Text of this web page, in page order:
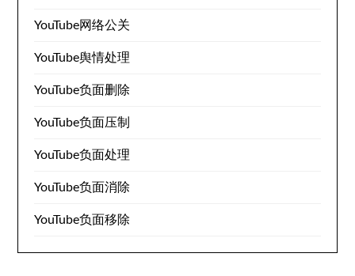
YouTube网络公关
YouTube舆情处理
YouTube负面删除
YouTube负面压制
YouTube负面处理
YouTube负面消除
YouTube负面移除